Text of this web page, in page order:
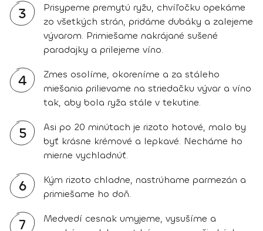
3
Prisypeme premytú ryžu, chvíľočku opekáme
zo všetkých strán, pridáme dubáky a zalejeme
vývarom. Primiešame nakrájané sušené
paradajky a prilejeme víno.
4
Zmes osolíme, okoreníme a za stáleho
miešania prilievame na striedačku vývar a víno
tak, aby bola ryža stále v tekutine.
5
Asi po 20 minútach je rizoto hotové, malo by
byť krásne krémové a lepkavé. Necháme ho
mierne vychladnúť.
6
Kým rizoto chladne, nastrúhame parmezán a
primiešame ho doň.
7
Medvedí cesnak umyjeme, vysušíme a